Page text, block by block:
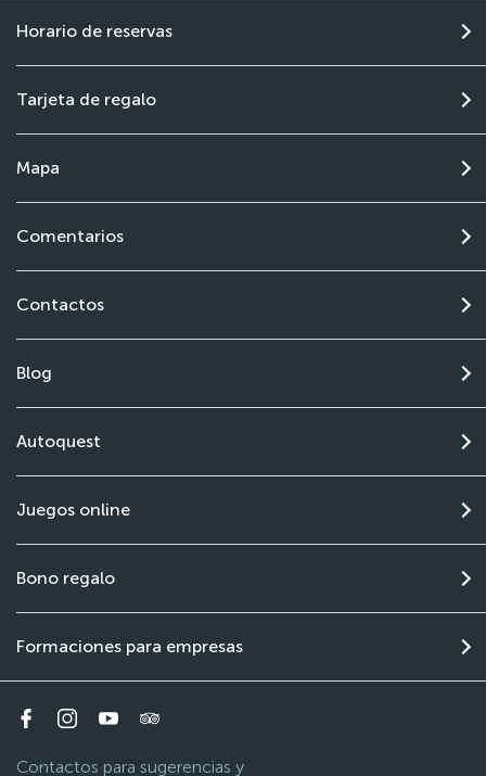
Horario de reservas
Tarjeta de regalo
Mapa
Comentarios
Contactos
Blog
Autoquest
Juegos online
Bono regalo
Formaciones para empresas
Contactos para sugerencias y